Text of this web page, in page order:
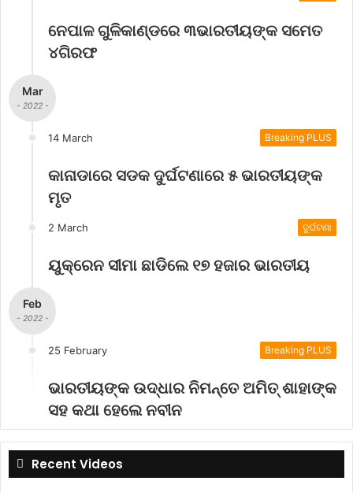
ନେପାଳ ଗୁଳିକାଣ୍ଡରେ ୩ଭାରତୀୟଙ୍କ ସମେତ
୪ଗିରଫ
Mar
- 2022 -
14 March Breaking PLUS
କାନାଡାରେ ସଡକ ଦୁର୍ଘଟଣାରେ ୫ ଭାରତୀୟଙ୍କ
ମୃତ
2 March ଦୁର୍ଘଟଣା
ୟୁକ୍ରେନ ସୀମା ଛାଡିଲେ ୧୭ ହଜାର ଭାରତୀୟ
Feb
- 2022 -
25 February Breaking PLUS
ଭାରତୀୟଙ୍କ ଉଦ୍ଧାର ନିମନ୍ତେ ଅମିତ୍ ଶାହାଙ୍କ
ସହ କଥା ହେଲେ ନବୀନ
Recent Videos